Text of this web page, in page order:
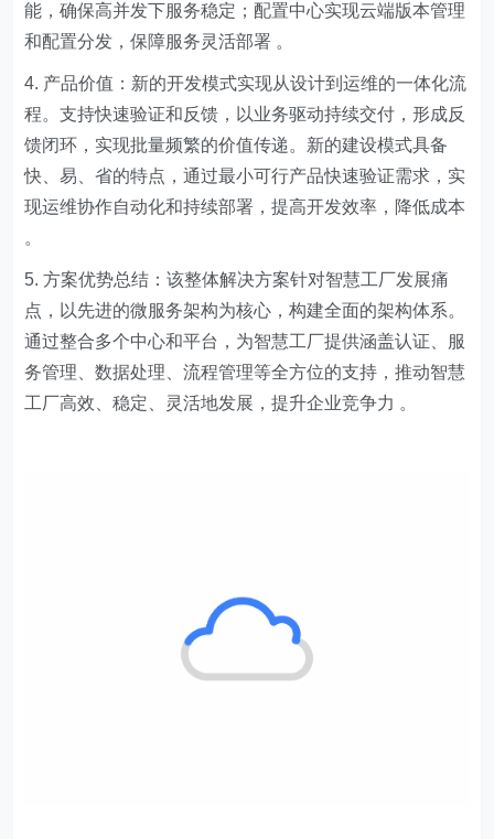
能，确保高并发下服务稳定；配置中心实现云端版本管理
和配置分发，保障服务灵活部署 。
4. 产品价值：新的开发模式实现从设计到运维的一体化流
程。支持快速验证和反馈，以业务驱动持续交付，形成反
馈闭环，实现批量频繁的价值传递。新的建设模式具备
快、易、省的特点，通过最小可行产品快速验证需求，实
现运维协作自动化和持续部署，提高开发效率，降低成本
。
5. 方案优势总结：该整体解决方案针对智慧工厂发展痛
点，以先进的微服务架构为核心，构建全面的架构体系。
通过整合多个中心和平台，为智慧工厂提供涵盖认证、服
务管理、数据处理、流程管理等全方位的支持，推动智慧
工厂高效、稳定、灵活地发展，提升企业竞争力 。